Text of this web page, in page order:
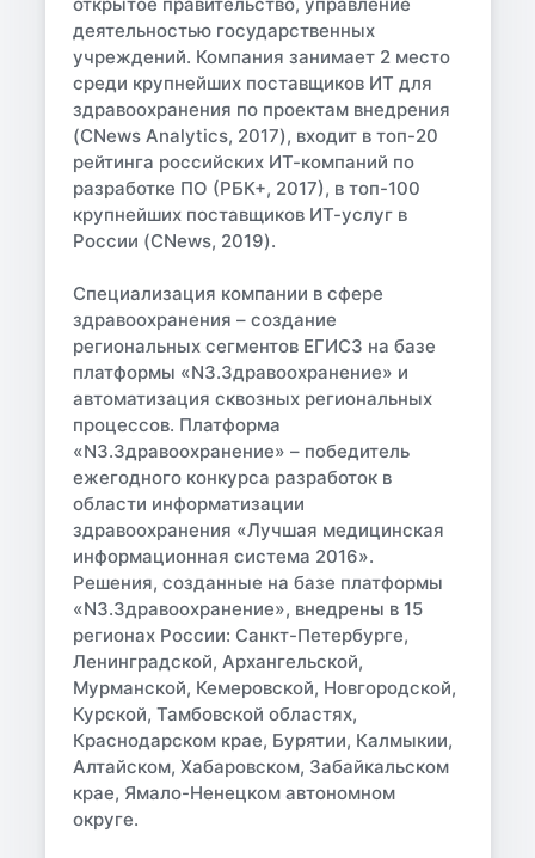
деятельностью государственных
учреждений. Компания занимает 2 место
среди крупнейших поставщиков ИТ для
здравоохранения по проектам внедрения
(CNews Analytics, 2017), входит в топ-20
рейтинга российских ИТ-компаний по
разработке ПО (РБК+, 2017), в топ-100
крупнейших поставщиков ИТ-услуг в
России (CNews, 2019).
Специализация компании в сфере
здравоохранения – создание
региональных сегментов ЕГИСЗ на базе
платформы «N3.Здравоохранение» и
автоматизация сквозных региональных
процессов. Платформа
«N3.Здравоохранение» – победитель
ежегодного конкурса разработок в
области информатизации
здравоохранения «Лучшая медицинская
информационная система 2016».
Решения, созданные на базе платформы
«N3.Здравоохранение», внедрены в 15
регионах России: Санкт-Петербурге,
Ленинградской, Архангельской,
Мурманской, Кемеровской, Новгородской,
Курской, Тамбовской областях,
Краснодарском крае, Бурятии, Калмыкии,
Алтайском, Хабаровском, Забайкальском
крае, Ямало-Ненецком автономном
округе.